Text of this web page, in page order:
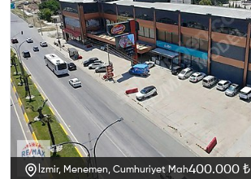
İzmir, Menemen, Cumhuriyet Mah400.000 ₺